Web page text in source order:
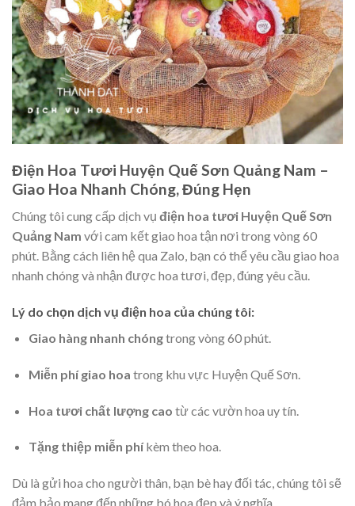
Điện Hoa Tươi Huyện Quế Sơn Quảng Nam –
Giao Hoa Nhanh Chóng, Đúng Hẹn
Chúng tôi cung cấp dịch vụ điện hoa tươi Huyện Quế Sơn
Quảng Nam với cam kết giao hoa tận nơi trong vòng 60
phút. Bằng cách liên hệ qua Zalo, bạn có thể yêu cầu giao hoa
nhanh chóng và nhận được hoa tươi, đẹp, đúng yêu cầu.
Lý do chọn dịch vụ điện hoa của chúng tôi:
Giao hàng nhanh chóngtrong vòng 60 phút.
Miễn phí giao hoa trong khu vực Huyện Quế Sơn.
Hoa tươi chất lượng cao từ các vườn hoa uy tín.
Tặng thiệp miễn phíkèm theo hoa.
Dù là gửi hoa cho người thân, bạn bè hay đối tác, chúng tôi sẽ
đảm bảo mang đến những bó hoa đẹp và ý nghĩa.